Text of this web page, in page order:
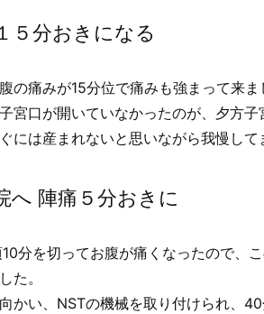
５分おきになる
の痛みが15分位で痛みも強まって来
宮口が開いていなかったのが、夕方
には産まれないと思いながら我慢して
へ 陣痛５分おきに
分を切ってお腹が痛くなったので、
た。
かい、NSTの機械を取り付けられ、40